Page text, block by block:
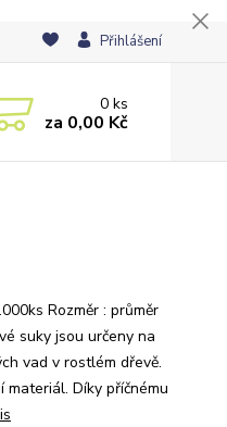
Přihlášení
0ks
za 0,00 Kč
Rozměr : průměr
suky jsou určeny na
vad v rostlém dřevě.
materiál. Díky příčnému